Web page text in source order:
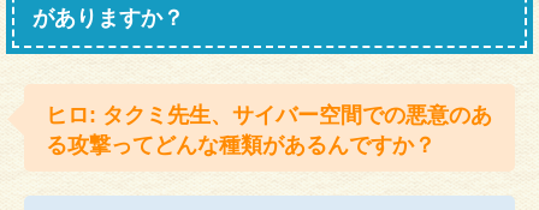
がありますか？
ヒロ: タクミ先生、サイバー空間での悪意のあ
る攻撃ってどんな種類があるんですか？